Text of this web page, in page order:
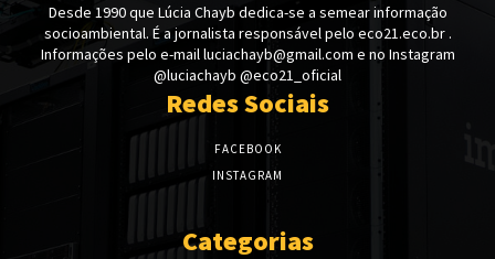
Desde 1990 que Lúcia Chayb dedica-se a semear informação
socioambiental. É a jornalista responsável pelo eco21.eco.br .
Informações pelo e-mail luciachayb@gmail.com e no Instagram
@luciachayb @eco21_oficial
Redes Sociais
FACEBOOK
INSTAGRAM
Categorias